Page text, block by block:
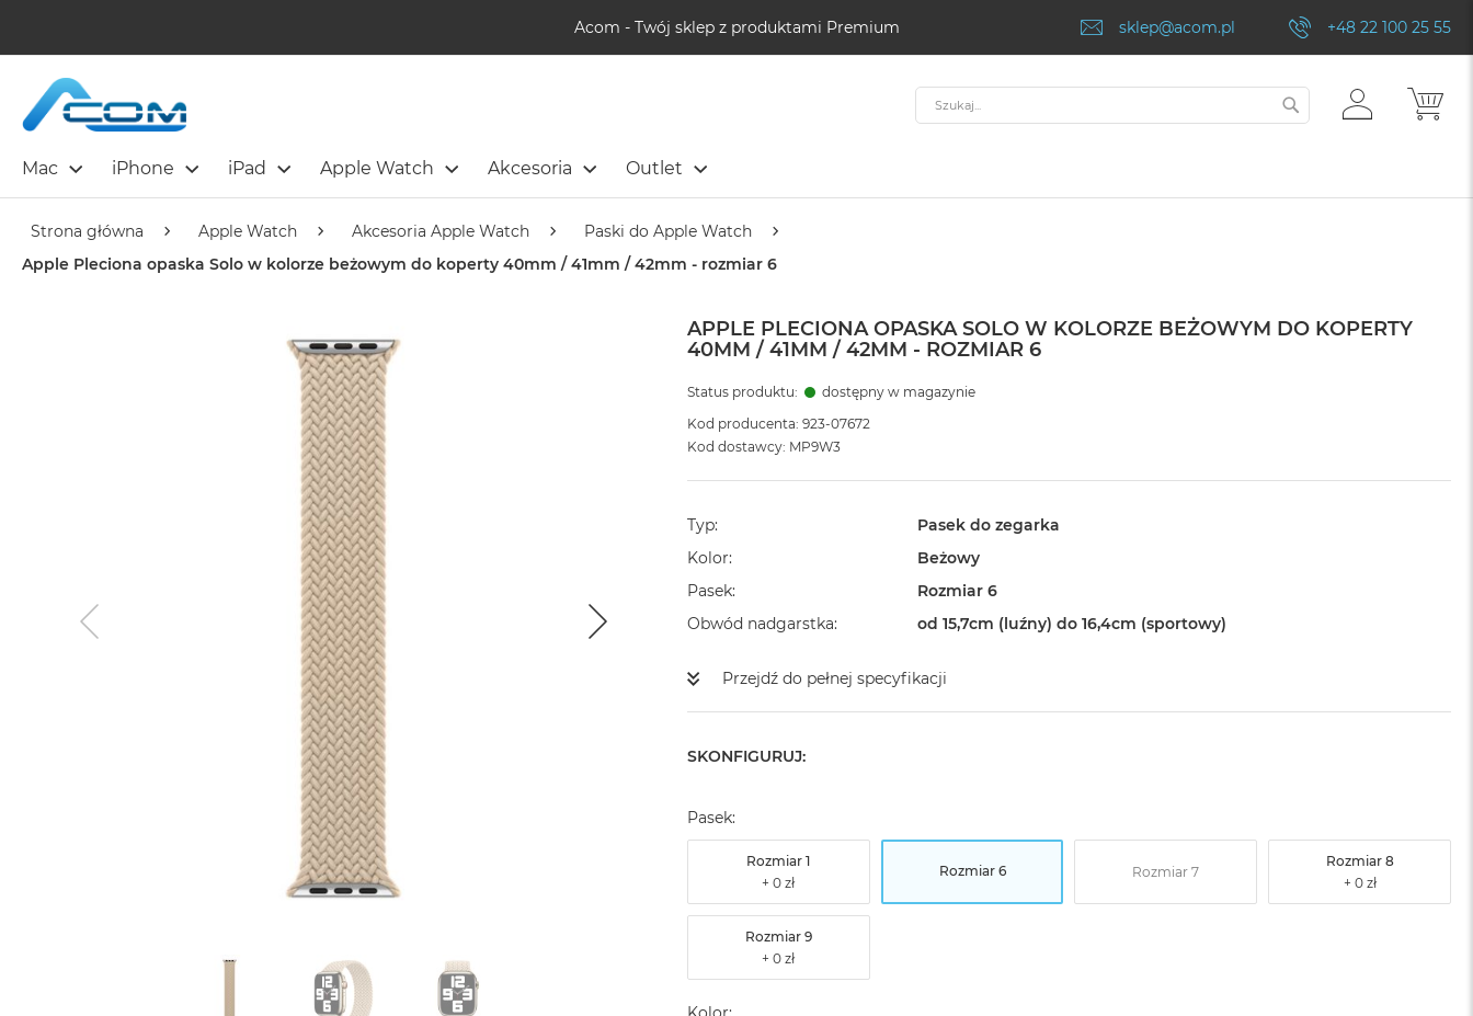
Acom - Twój sklep z produktami Premium sklep@acom.pl +48 22 100 25 55
Mac iPhone iPad Apple Watch Akcesoria Outlet
ZALOGUJ
SIĘ
Szukaj SZUKAJ
Strona główna Apple Watch Akcesoria Apple Watch
Paski do Apple Watch
Apple Pleciona opaska Solo w kolorze beżowym do koperty 40mm / 41mm / 42mm - rozmiar 6
APPLE PLECIONA OPASKA SOLO W KOLORZE BEŻOWYM DO KOPERTY
40MM / 41MM / 42MM - ROZMIAR 6
Status produktu:
dostępny w magazynie
Kod producenta: 923-07672
Kod dostawcy: MP9W3
Typ
Pasek do zegarka
Kolor
Beżowy
Pasek
Rozmiar 6
Obwód nadgarstka
od 15,7cm (luźny) do 16,4cm (sportowy)
Przejdź do pełnej specyfikacji
SKONFIGURUJ:
Pasek:
Rozmiar 1
Rozmiar 6 Rozmiar 7
Rozmiar 8
Rozmiar 9